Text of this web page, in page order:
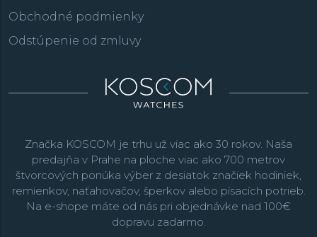
Obchodné podmienky
Odstúpenie od zmluvy
Značka KOSCOM je trhu už viac ako 30 rokov. Naša
predajňa v Prahe na ploche viac ako 700 metrov
štvorcových ponúka výber z desiatok značiek hodiniek,
remienkov, naťahovačov, šperkov alebo písacích potrieb.
Na e-shope máte od nás pri objednávke nad 100€
dopravu zadarmo.